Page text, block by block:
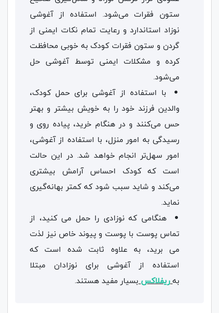
ستون فقرات می‌شود. استفاده از آغوشی‌
نوزاد استاندارد و رعایت تمام نکات ایمنی از
گردن و ستون فقرات کودک به خوبی محافظت
کرده و مشکلات ایمنی توسط آغوشی حل
می‌شود.
با استفاده از آغوشی برای حمل کودک،
والدین فرزند خود را به خویش بیشتر و بهتر
حس می‌کنند و در هنگام خرید، پیاده روی و
رسیدگی به امور منزل، با استفاده از آغوشی،
امور سهل‌تر انجام خواهد شد. در این حالت
است که کودک احساس آرامش بیشتری
می‌کند و شاید سبب شود که کمتر بهانه‌گیری
نماید.
هنگامی که نوزادی را حمل می کنید، از
تماس پوست با پوست و پیوند خاص نیز لذت
می برید، به علاوه ثابت شده است که
استفاده از آغوشی برای نوزادان مبتلا
بهریفلاکسبسیار مفید هستند.